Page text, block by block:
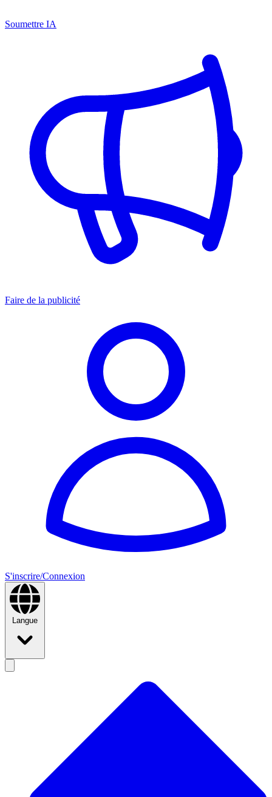
Soumettre IA
Faire de la publicité
S'inscrire/Connexion
Langue